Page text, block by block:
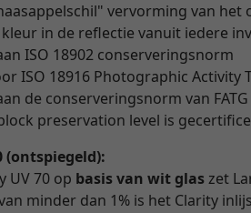
vervorming van het
in de reflectie vanuit iedere
ISO 18902 conserveringsnorm
ISO 18916 Photographic Activity
de conserveringsnorm van FATG
preservation level is
(ontspiegeld):
UV 70 op basis van wit glaszet
minder dan 1% is het Clarity